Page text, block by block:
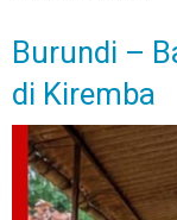
Burundi –
di Kiremba